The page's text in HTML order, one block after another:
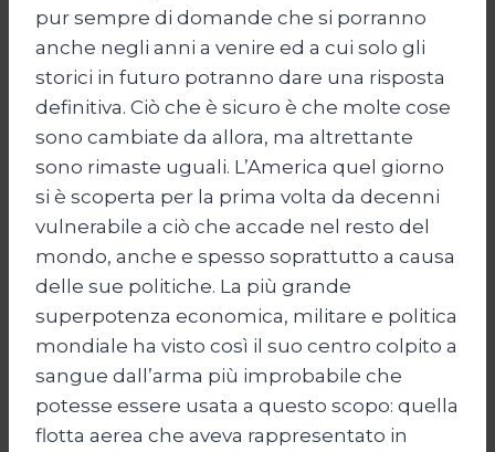
pur sempre di domande che si porranno
anche negli anni a venire ed a cui solo gli
storici in futuro potranno dare una risposta
definitiva. Ciò che è sicuro è che molte cose
sono cambiate da allora, ma altrettante
sono rimaste uguali. L’America quel giorno
si è scoperta per la prima volta da decenni
vulnerabile a ciò che accade nel resto del
mondo, anche e spesso soprattutto a causa
delle sue politiche. La più grande
superpotenza economica, militare e politica
mondiale ha visto così il suo centro colpito a
sangue dall’arma più improbabile che
potesse essere usata a questo scopo: quella
flotta aerea che aveva rappresentato in